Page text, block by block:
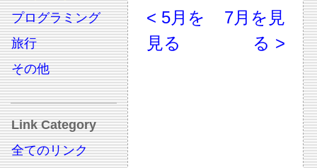
プログラミング
旅行
その他
Link Category
全てのリンク
< 5月を
見る
7月を見
る >